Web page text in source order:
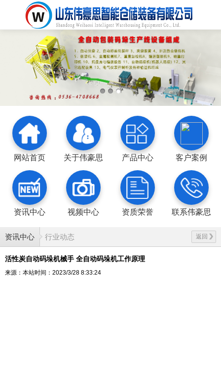
网站首页 关于伟豪思 产品中心 客户案例
资讯中心 视频中心 资质荣誉 联系伟豪思
资讯中心 返回
行业动态
活性炭自动码垛机械手 全自动码垛机工作原理
来源：本站时间：2023/3/28 8:33:24